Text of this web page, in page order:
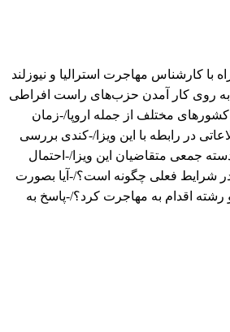
با کارشناس مهاجرت استرالیا و نیوزلند
روی کار آمدن حزب‌های راست افراطی
کشورهای مختلف از جمله اروپا/-زمان
۴۸۲ و اطلاعاتی در رابطه با این ویزا/-کندی بررسی
اعتراض دسته جمعی متقاضیان این ویزا/-احتمال
شرایط فعلی چگونه است؟/-آیا بصورت
اقدام به مهاجرت کرد؟/-پاسخ به